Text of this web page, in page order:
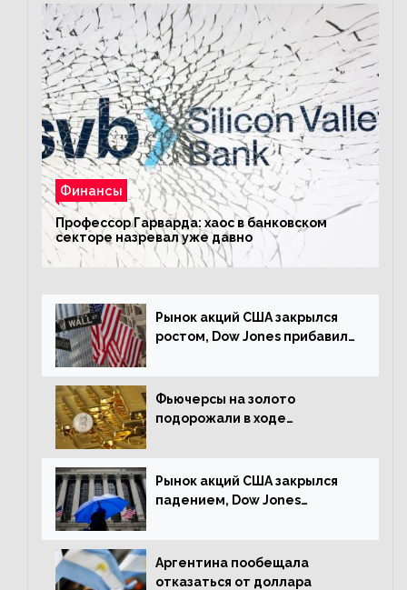
Финансы
Профессор Гарварда: хаос в банковском
секторе назревал уже давно
Рынок акций США закрылся
ростом, Dow Jones прибавил
Фьючерсы на золото
подорожали в ходе
Рынок акций США закрылся
падением, Dow Jones
Аргентина пообещала
отказаться от доллара